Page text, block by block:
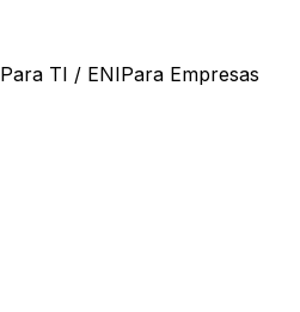
Para TI / ENIPara Empresas